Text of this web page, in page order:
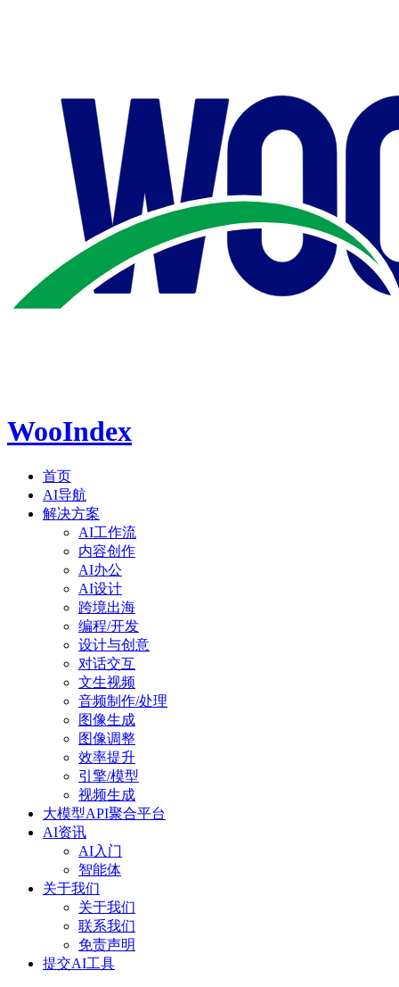
WooIndex
首页
AI导航
解决方案
AI工作流
内容创作
AI办公
AI设计
跨境出海
编程/开发
设计与创意
对话交互
文生视频
音频制作/处理
图像生成
图像调整
效率提升
引擎/模型
视频生成
大模型API聚合平台
AI资讯
AI入门
智能体
关于我们
关于我们
联系我们
免责声明
提交AI工具